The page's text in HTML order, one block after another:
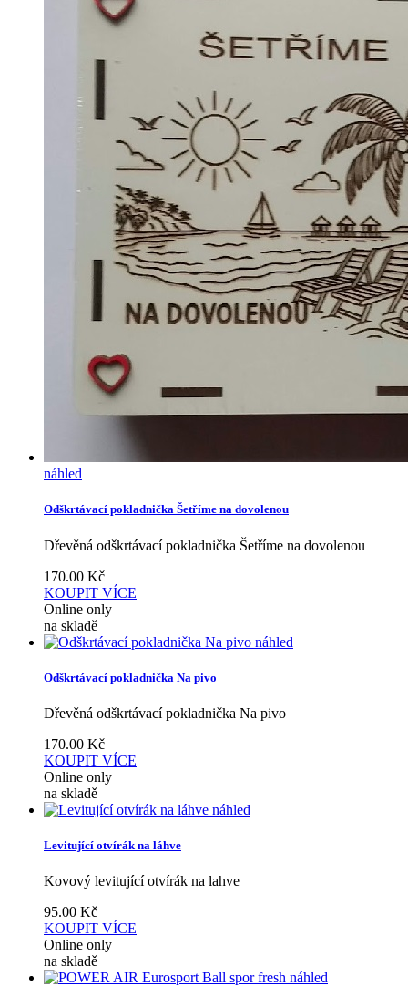
náhled
Odškrtávací pokladnička Šetříme na dovolenou
Dřevěná odškrtávací pokladnička Šetříme na dovolenou
170.00 Kč
KOUPIT VÍCE
Online only
na skladě
náhled
Odškrtávací pokladnička Na pivo
Dřevěná odškrtávací pokladnička Na pivo
170.00 Kč
KOUPIT VÍCE
Online only
na skladě
náhled
Levitující otvírák na láhve
Kovový levitující otvírák na lahve
95.00 Kč
KOUPIT VÍCE
Online only
na skladě
náhled